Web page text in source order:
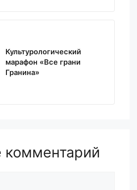
Культурологический
марафон «Все грани
Гранина»
комментарий